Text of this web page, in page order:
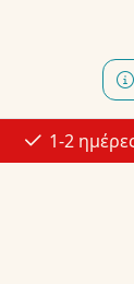
1-2